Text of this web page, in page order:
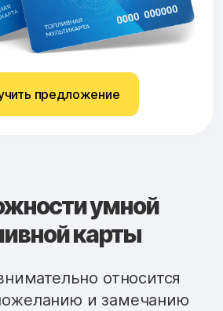
предложение
умной
карты
относится
и замечанию